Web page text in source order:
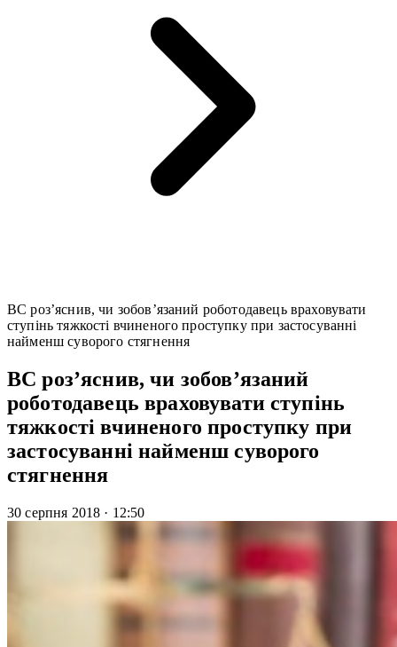
ВС роз’яснив, чи зобов’язаний роботодавець враховувати
ступінь тяжкості вчиненого проступку при застосуванні
найменш суворого стягнення
ВС роз’яснив, чи зобов’язаний
роботодавець враховувати ступінь
тяжкості вчиненого проступку при
застосуванні найменш суворого
стягнення
30 серпня 2018 · 12:50